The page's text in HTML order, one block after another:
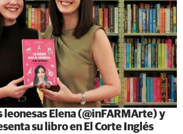
leonesas Elena (@inFARMArte) y
su libro en El Corte Inglés